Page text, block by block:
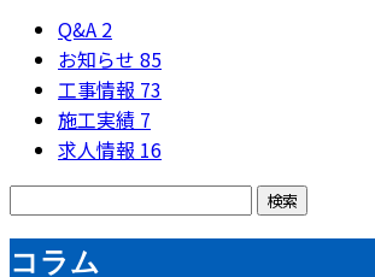
Q&A 2
お知らせ 85
工事情報 73
施工実績 7
求人情報 16
コラム